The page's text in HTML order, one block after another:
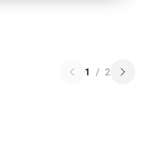
1 / 2